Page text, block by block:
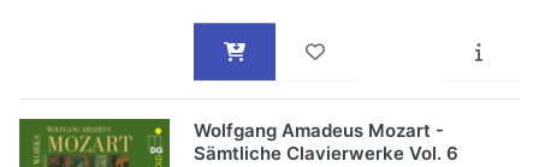
Wolfgang Amadeus Mozart -
Sämtliche Clavierwerke Vol. 6